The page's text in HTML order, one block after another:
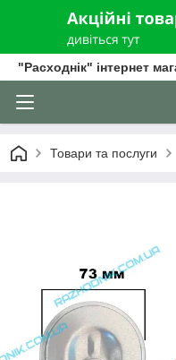
"Расходнік" інтернет
Товари та послуги